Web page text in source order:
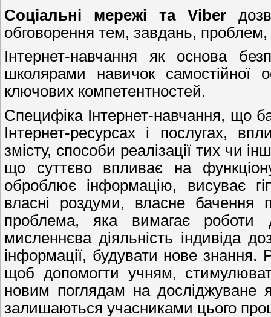
Соціальні мережі та Viber
обговорення тем, завдань, проблем,
Інтернет-навчання як основа
школярами навичок самостійної
ключових компетентностей.
Специфіка Інтернет-навчання, що
Інтернет-ресурсах і послугах,
змісту, способи реалізації тих чи
що суттєво впливає на
оброблює інформацію, висуває
власні роздуми, власне бачення
проблема, яка вимагає роботи
мисленнєва діяльність індивіда
інформації, будувати нове
щоб допомогти учням,
новим поглядам на досліджуване
залишаються учасниками цього